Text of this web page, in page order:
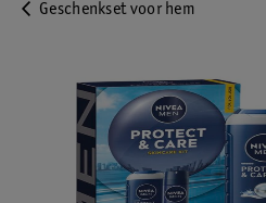
Geschenkset voor hem